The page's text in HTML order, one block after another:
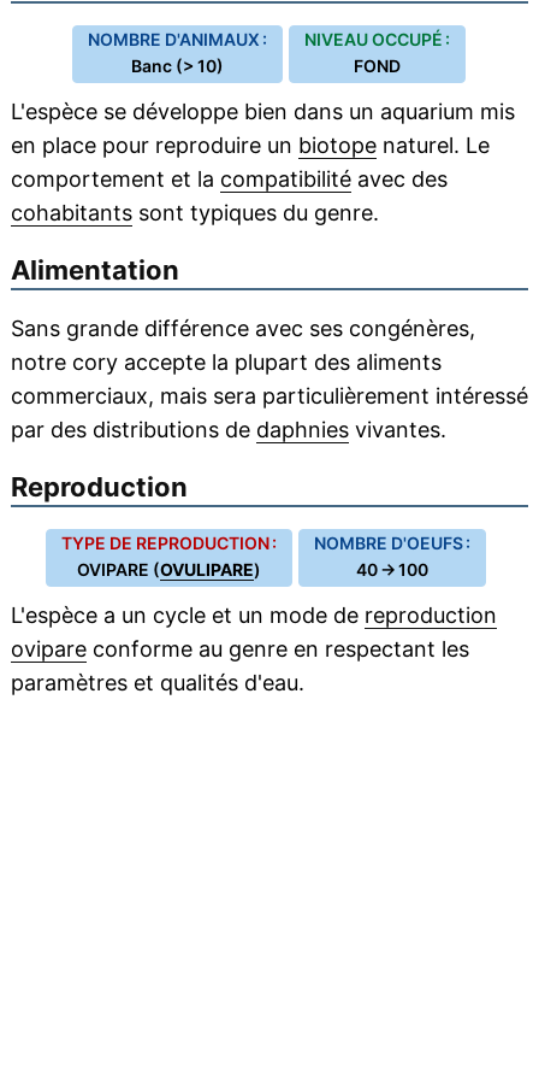
NOMBRE D'ANIMAUX :
Banc (> 10)
NIVEAU OCCUPÉ :
FOND
L'espèce se développe bien dans un aquarium mis
en place pour reproduire un biotopenaturel. Le
comportement et la compatibilitéavec des
cohabitantssont typiques du genre.
Alimentation
Sans grande différence avec ses congénères,
notre cory accepte la plupart des aliments
commerciaux, mais sera particulièrement intéressé
par des distributions de daphniesvivantes.
Reproduction
TYPE DE REPRODUCTION :
OVIPARE (OVULIPARE)
NOMBRE D'OEUFS :
40 → 100
L'espèce a un cycle et un mode de reproduction
ovipareconforme au genre en respectant les
paramètres et qualités d'eau.